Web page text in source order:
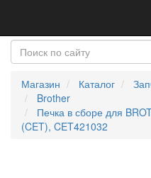
Магазин Каталог
Brother
Печка в сборе для
(CET), CET421032